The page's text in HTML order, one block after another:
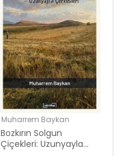
Muharrem Baykan
Bozkırın Solgun
Çiçekleri: Uzunyayla